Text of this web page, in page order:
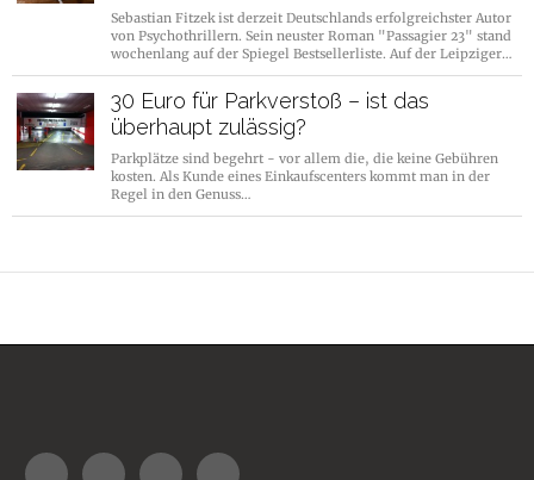
Sebastian Fitzek ist derzeit Deutschlands erfolgreichster Autor
von Psychothrillern. Sein neuster Roman "Passagier 23" stand
wochenlang auf der Spiegel Bestsellerliste. Auf der Leipziger…
30 Euro für Parkverstoß – ist das
überhaupt zulässig?
Parkplätze sind begehrt - vor allem die, die keine Gebühren
kosten. Als Kunde eines Einkaufscenters kommt man in der
Regel in den Genuss…